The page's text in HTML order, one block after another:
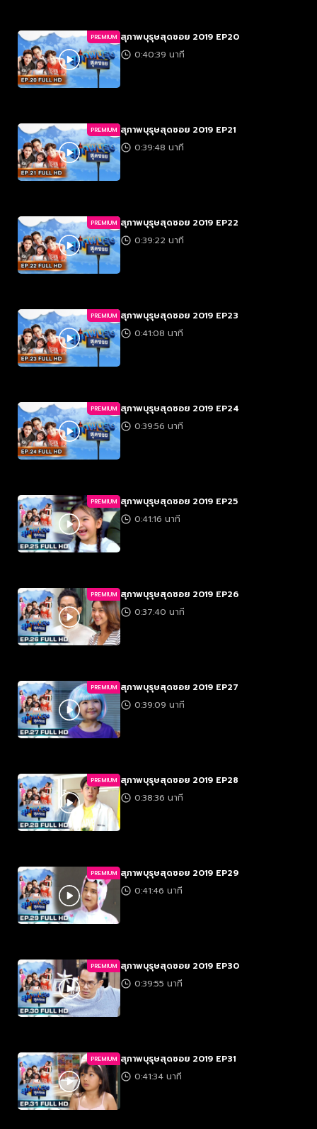
PREMIUM สุภาพบุรุษสุดซอย 2019 EP20
0:40:39 นาที
PREMIUM สุภาพบุรุษสุดซอย 2019 EP21
0:39:48 นาที
PREMIUM สุภาพบุรุษสุดซอย 2019 EP22
0:39:22 นาที
PREMIUM สุภาพบุรุษสุดซอย 2019 EP23
0:41:08 นาที
PREMIUM สุภาพบุรุษสุดซอย 2019 EP24
0:39:56 นาที
PREMIUM สุภาพบุรุษสุดซอย 2019 EP25
0:41:16 นาที
PREMIUM สุภาพบุรุษสุดซอย 2019 EP26
0:37:40 นาที
PREMIUM สุภาพบุรุษสุดซอย 2019 EP27
0:39:09 นาที
PREMIUM สุภาพบุรุษสุดซอย 2019 EP28
0:38:36 นาที
PREMIUM สุภาพบุรุษสุดซอย 2019 EP29
0:41:46 นาที
PREMIUM สุภาพบุรุษสุดซอย 2019 EP30
0:39:55 นาที
PREMIUM สุภาพบุรุษสุดซอย 2019 EP31
0:41:34 นาที